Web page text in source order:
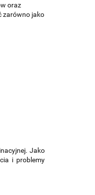
oraz
zarówno jako
Jako
i problemy